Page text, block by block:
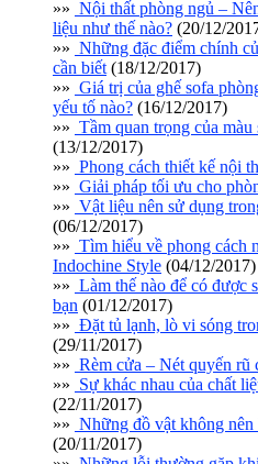
»» Nội thất phòng ngủ –
liệu như thế nào? (20/12/
»» Những đặc điểm chính
cần biết (18/12/2017)
»» Giá trị của ghế sofa
yếu tố nào? (16/12/2017)
»» Tầm quan trọng của
(13/12/2017)
»» Phong cách thiết kế nội
»» Giải pháp tối ưu cho
»» Vật liệu nên sử dụng
(06/12/2017)
»» Tìm hiểu về phong cách
Indochine Style (04/12/2017)
»» Làm thế nào để có được
bạn (01/12/2017)
»» Đặt tủ lạnh, lò vi sóng
(29/11/2017)
»» Rèm cửa – Nét quyến rũ
»» Sự khác nhau của chất
(22/11/2017)
»» Những đồ vật không
(20/11/2017)